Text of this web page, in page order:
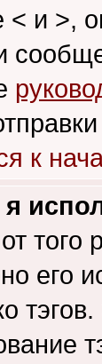
< и >,
к
его